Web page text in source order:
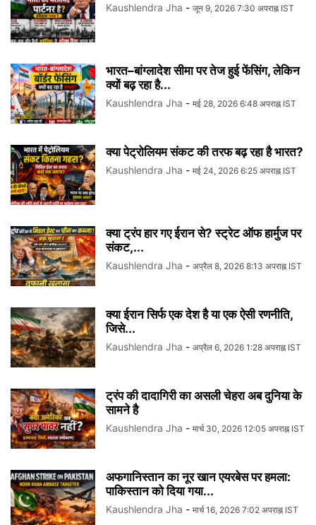
Kaushlendra Jha - जून 9, 2026 7:30 अपराह्न IST
भारत–बांग्लादेश सीमा पर तेज हुई फेंसिंग, लेकिन
क्यों बढ़ रहा है...
Kaushlendra Jha - मई 28, 2026 6:48 अपराह्न IST
क्या पेट्रोलियम संकट की तरफ बढ़ रहा है भारत?
Kaushlendra Jha - मई 24, 2026 6:25 अपराह्न IST
क्या ट्रंप हार गए ईरान से? स्ट्रेट ऑफ हार्मुज पर
संकट,...
Kaushlendra Jha - अप्रैल 8, 2026 8:13 अपराह्न IST
क्या ईरान सिर्फ एक देश है या एक ऐसी रणनीति,
जिसे...
Kaushlendra Jha - अप्रैल 6, 2026 1:28 अपराह्न IST
ट्रंप की दादागिरी का असली चेहरा अब दुनिया के
सामने है
Kaushlendra Jha - मार्च 30, 2026 12:05 अपराह्न IST
अफगानिस्तान का नूर खान एयरबेस पर हमला:
पाकिस्तान को दिया गया...
Kaushlendra Jha - मार्च 16, 2026 7:02 अपराह्न IST